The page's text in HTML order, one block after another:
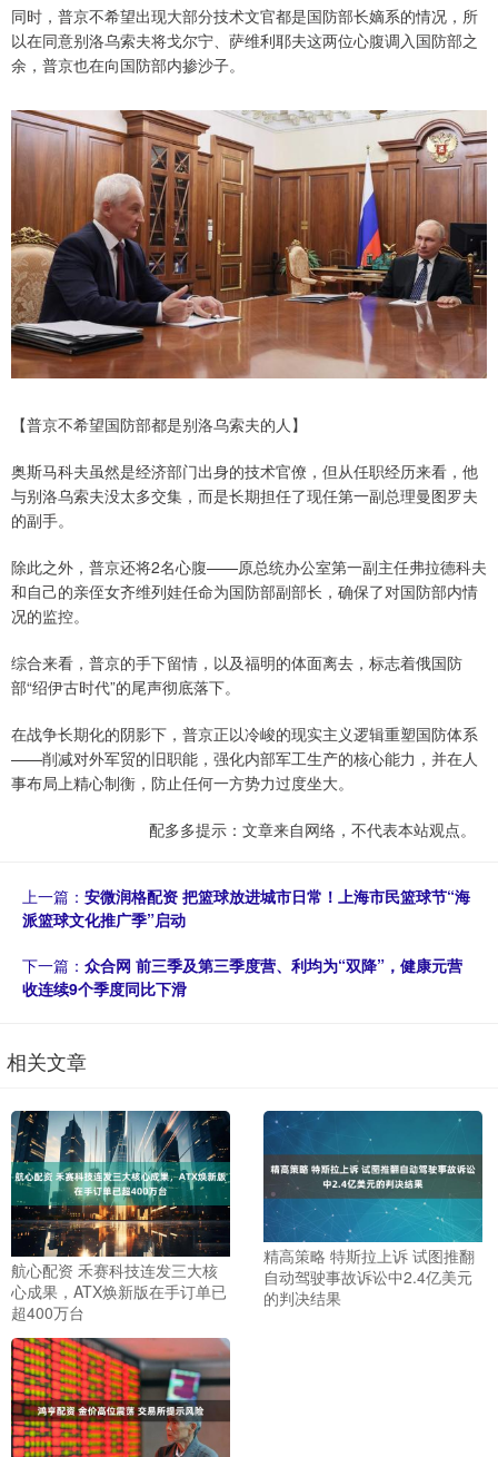
同时，普京不希望出现大部分技术文官都是国防部长嫡系的情况，所
以在同意别洛乌索夫将戈尔宁、萨维利耶夫这两位心腹调入国防部之
余，普京也在向国防部内掺沙子。
【普京不希望国防部都是别洛乌索夫的人】
奥斯马科夫虽然是经济部门出身的技术官僚，但从任职经历来看，他
与别洛乌索夫没太多交集，而是长期担任了现任第一副总理曼图罗夫
的副手。
除此之外，普京还将2名心腹——原总统办公室第一副主任弗拉德科夫
和自己的亲侄女齐维列娃任命为国防部副部长，确保了对国防部内情
况的监控。
综合来看，普京的手下留情，以及福明的体面离去，标志着俄国防
部“绍伊古时代”的尾声彻底落下。
在战争长期化的阴影下，普京正以冷峻的现实主义逻辑重塑国防体系
——削减对外军贸的旧职能，强化内部军工生产的核心能力，并在人
事布局上精心制衡，防止任何一方势力过度坐大。
配多多提示：文章来自网络，不代表本站观点。
上一篇： 安微润格配资 把篮球放进城市日常！上海市民篮球节“海
派篮球文化推广季”启动
下一篇： 众合网 前三季及第三季度营、利均为“双降”，健康元营
收连续9个季度同比下滑
相关文章
航心配资 禾赛科技连发三大核
心成果，ATX焕新版在手订单已
超400万台
精高策略 特斯拉上诉 试图推翻
自动驾驶事故诉讼中2.4亿美元
的判决结果